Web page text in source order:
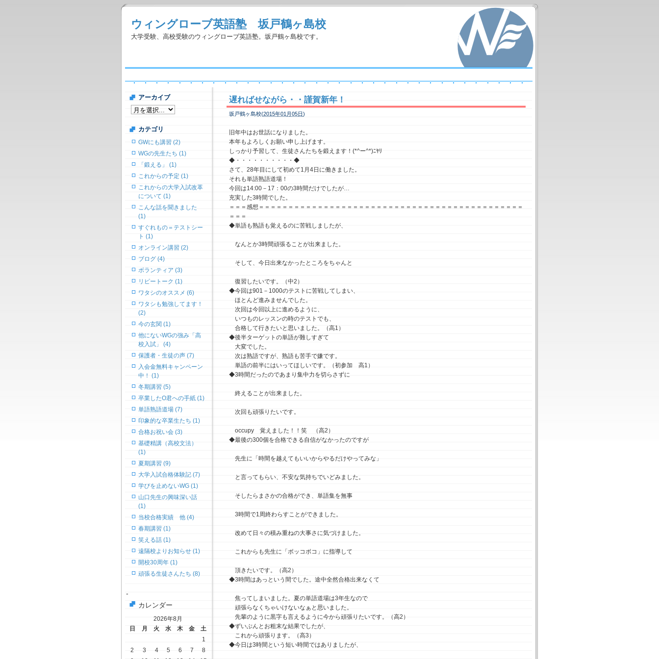
ウィングローブ英語塾 坂戸鶴ヶ島校
大学受験、高校受験のウィングローブ英語塾。坂戸鶴ヶ島校です。
遅ればせながら・・謹賀新年！
坂戸鶴ヶ島校(2015年01月05日)
旧年中はお世話になりました。
本年もよろしくお願い申し上げます。
しっかり予習して、生徒さんたちを鍛えます！(*^ー^*)ﾆﾔﾘ
◆・・・・・・・・・・◆
さて、28年目にして初めて1月4日に働きました。
それも単語熟語道場！
今回は14:00－17：00の3時間だけでしたが…
充実した3時間でした。
＝＝＝感想＝＝＝＝＝＝＝＝＝＝＝＝＝＝＝＝＝＝＝＝＝＝＝＝＝＝＝＝＝＝＝＝＝＝＝＝＝＝＝＝＝＝＝＝＝
＝＝＝
◆単語も熟語も覚えるのに苦戦しましたが、
なんとか3時間頑張ることが出来ました。
そして、今日出来なかったところをちゃんと
復習したいです。（中2）
◆今回は901－1000のテストに苦戦してしまい、
ほとんど進みませんでした。
次回は今回以上に進めるように、
いつものレッスンの時のテストでも、
合格して行きたいと思いました。（高1）
◆後半ターゲットの単語が難しすぎて
大変でした。
次は熟語ですが、熟語も苦手で嫌です。
単語の前半にはいってほしいです。（初参加 高1）
◆3時間だったのであまり集中力を切らさずに
終えることが出来ました。
次回も頑張りたいです。
occupy 覚えました！！笑 （高2）
◆最後の300個を合格できる自信がなかったのですが
先生に「時間を越えてもいいからやるだけやってみな」
と言ってもらい、不安な気持ちでいどみました。
そしたらまさかの合格ができ、単語集を無事
3時間で1周終わらすことができました。
改めて日々の積み重ねの大事さに気づけました。
これからも先生に「ボッコボコ」に指導して
頂きたいです。（高2）
◆3時間はあっという間でした。途中全然合格出来なくて
焦ってしまいました。夏の単語道場は3年生なので
頑張らなくちゃいけないなぁと思いました。
先輩のように黒字も言えるように今から頑張りたいです。（高2）
◆ずいぶんとお粗末な結果でしたが、
これから頑張ります。（高3）
◆今日は3時間という短い時間ではありましたが、
アーカイブ
カテゴリ
GWにも講習 (2)
WGの先生たち (1)
「鍛える」 (1)
これからの予定 (1)
これからの大学入試改革
について (1)
こんな話を聞きました
(1)
すぐれもの＝テストシー
ト (1)
オンライン講習 (2)
ブログ (4)
ボランティア (3)
リピートーク (1)
ワタシのオススメ (6)
ワタシも勉強してます！
(2)
今の玄関 (1)
他にないWGの強み「高
校入試」 (4)
保護者・生徒の声 (7)
入会金無料キャンペーン
中！ (1)
冬期講習 (5)
卒業したO君への手紙 (1)
単語熟語道場 (7)
印象的な卒業生たち (1)
合格お祝い会 (3)
基礎精講（高校文法）
(1)
夏期講習 (9)
大学入試合格体験記 (7)
学びを止めないWG (1)
山口先生の興味深い話
(1)
当校合格実績 他 (4)
春期講習 (1)
笑える話 (1)
遠隔校よりお知らせ (1)
開校30周年 (1)
頑張る生徒さんたち (8)
-
カレンダー
2026年8月
日
月 火 水 木 金
土
1
2
3 4 5 6 7
8